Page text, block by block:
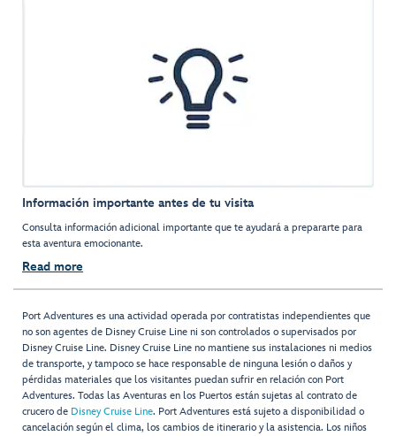
Información importante antes de tu visita
Consulta información adicional importante que te ayudará a prepararte para
esta aventura emocionante.
Read more
Port Adventures es una actividad operada por contratistas independientes que
no son agentes de Disney Cruise Line ni son controlados o supervisados por
Disney Cruise Line. Disney Cruise Line no mantiene sus instalaciones ni medios
de transporte, y tampoco se hace responsable de ninguna lesión o daños y
pérdidas materiales que los visitantes puedan sufrir en relación con Port
Adventures. Todas las Aventuras en los Puertos están sujetas al contrato de
crucero de Disney Cruise Line. Port Adventures está sujeto a disponibilidad o
cancelación según el clima, los cambios de itinerario y la asistencia. Los niños